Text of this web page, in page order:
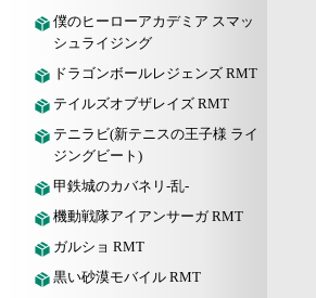
僕のヒーローアカデミア スマッ
シュライジング
ドラゴンボールレジェンズ RMT
テイルズオブザレイズ RMT
テニラビ(新テニスの王子様 ライ
ジングビート)
甲鉄城のカバネリ-乱-
機動戦隊アイアンサーガ RMT
ガルショ RMT
黒い砂漠モバイル RMT